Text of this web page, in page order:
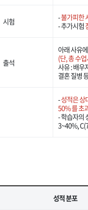
시험 -불가피한
- 추가시험
출석
아래 사유
(단, 총 수
사유 : 배우
결혼 질병
-성적은 상
50% 를 초
- 학습자의
3~40%,
성적 분포